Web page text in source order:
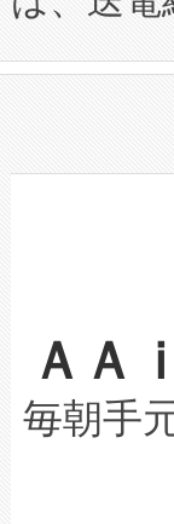
構造化
上げお
設備整
加組織
選定さ
取得で
設には
最高経
す。「
ームを
安全性
増加し
る電力
事業者
系統連
限を超
持でき
ービス
テリー
念は、
や穀物倉
リュー
した
狭視野
ケーブ
なレー
な環境
キロメ
LiDAR
は1535
ＡＡ
毎朝手